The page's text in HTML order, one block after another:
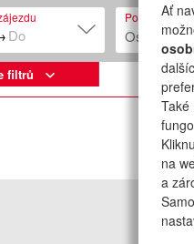
Ať
Také
na
a
Počet osob
Osob: 2 + 0
filtrů